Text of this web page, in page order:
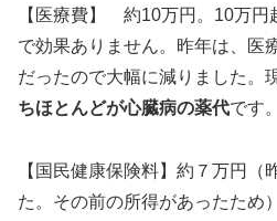
【医療費】 約10万円。10万円
で効果ありません。昨年は、医
だったので大幅に減りました。
ちほとんどが心臓病の薬代です。
【国民健康保険料】約７万円（
た。その前の所得があったため）